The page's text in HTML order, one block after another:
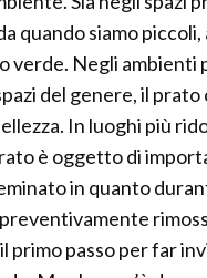
quando siamo
Negli ambienti
del genere, il
In luoghi più
è oggetto di
in quanto
passo per far